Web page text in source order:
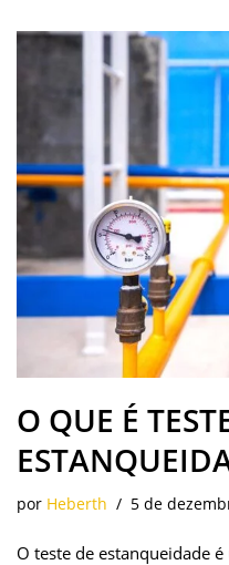
O QUE É
por Heberth 5 de
O teste de estanqueidade